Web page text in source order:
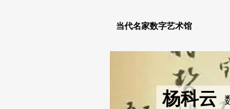
当代名家数字艺术馆
杨科云